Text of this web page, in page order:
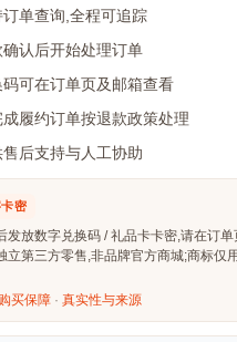
订单查询,全程可追踪
确认后开始处理订单
码可在订单页及邮箱查看
成履约订单按退款政策处理
售后支持与人工协助
密
发放数字兑换码 / 礼品卡卡密,请在订
立第三方零售,非品牌官方商城;商标仅
购买保障 · 真实性与来源